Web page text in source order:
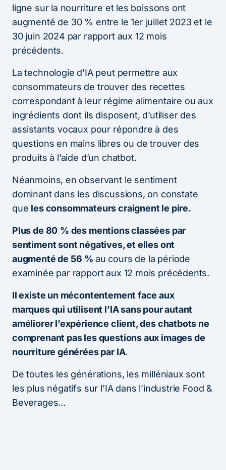
ligne sur la nourriture et les boissons ont
augmenté de 30 % entre le 1er juillet 2023 et le
30 juin 2024 par rapport aux 12 mois
précédents.
La technologie d’IA peut permettre aux
consommateurs de trouver des recettes
correspondant à leur régime alimentaire ou aux
ingrédients dont ils disposent, d’utiliser des
assistants vocaux pour répondre à des
questions en mains libres ou de trouver des
produits à l’aide d’un chatbot.
Néanmoins, en observant le sentiment
dominant dans les discussions, on constate
que les consommateurs craignent le pire.
Plus de 80 % des mentions classées par
sentiment sont négatives, et elles ont
augmenté de 56 % au cours de la période
examinée par rapport aux 12 mois précédents.
Il existe un mécontentement face aux
marques qui utilisent l’IA sans pour autant
améliorer l’expérience client, deschatbots ne
comprenant pas les questions aux images de
nourriture générées par IA.
De toutes les générations, les milléniaux sont
les plus négatifs sur l’IA dans l’industrie Food &
Beverages…